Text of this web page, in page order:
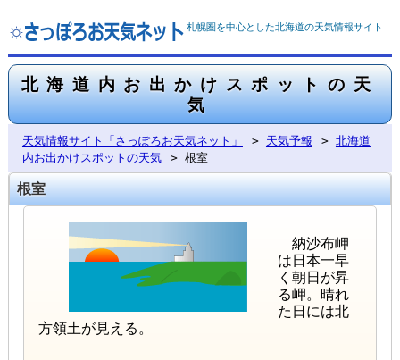
札幌圏を中心とした北海道の天気情報サイト
北海道内お出かけスポットの天
気
天気情報サイト「さっぽろお天気ネット」 > 天気予報 > 北海道
内お出かけスポットの天気
> 根室
根室
納沙布岬
は日本一早
く朝日が昇
る岬。晴れ
た日には北
方領土が見える。